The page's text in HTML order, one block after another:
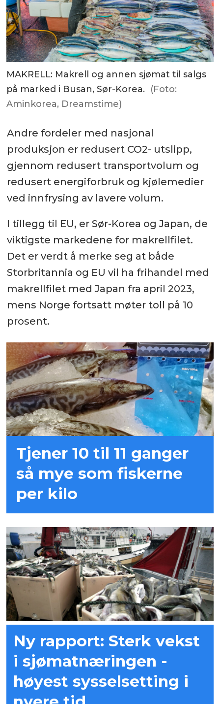
MAKRELL: Makrell og annen sjømat til salgs
på marked i Busan, Sør-Korea. (Foto:
Aminkorea, Dreamstime)
Andre fordeler med nasjonal
produksjon er redusert CO2- utslipp,
gjennom redusert transportvolum og
redusert energiforbruk og kjølemedier
ved innfrysing av lavere volum.
I tillegg til EU, er Sør-Korea og Japan, de
viktigste markedene for makrellfilet.
Det er verdt å merke seg at både
Storbritannia og EU vil ha frihandel med
makrellfilet med Japan fra april 2023,
mens Norge fortsatt møter toll på 10
prosent.
Tjener 10 til 11 ganger
så mye som fiskerne
per kilo
Ny rapport: Sterk vekst
i sjømatnæringen -
høyest sysselsetting i